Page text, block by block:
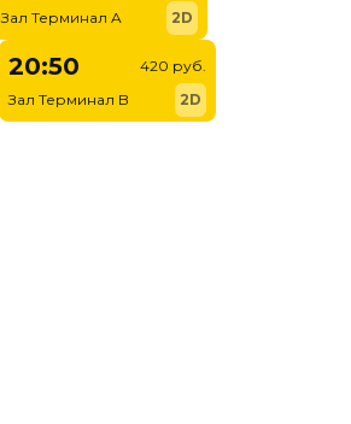
Зал Терминал A
2D
20:50
Зал Терминал B
420 руб.
2D